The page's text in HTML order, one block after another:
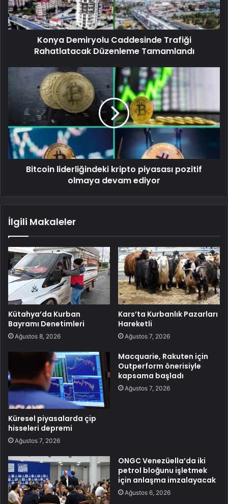
Konya Demiryolu Caddesinde Trafiği
Rahatlatacak Düzenleme Tamamlandı
Bitcoin liderliğindeki kripto piyasası pozitif
olmaya devam ediyor
İlgili Makaleler
Kütahya’da Kurban
Bayramı Denetimleri
Ağustos 8, 2026
Kars’ta Kurbanlık Pazarları
Hareketli
Ağustos 7, 2026
Küresel piyasalarda çip
hisseleri depremi
Ağustos 7, 2026
Macquarie, Rakuten için
Outperform önerisiyle
kapsama başladı
Ağustos 7, 2026
ONGC Venezüella’da iki
petrol bloğunu işletmek
için anlaşma imzalayacak
Ağustos 6, 2026